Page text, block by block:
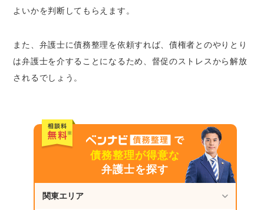
よいかを判断してもらえます。
また、弁護士に債務整理を依頼すれば、債権者とのやりとり
は弁護士を介することになるため、督促のストレスから解放
されるでしょう。
債務整理が得意な
弁護士を探す
関東エリア